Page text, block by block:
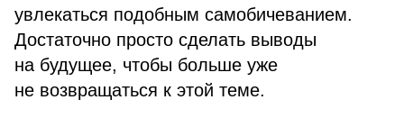
увлекаться подобным самобичеванием.
Достаточно просто сделать выводы
на будущее, чтобы больше уже
не возвращаться к этой теме.